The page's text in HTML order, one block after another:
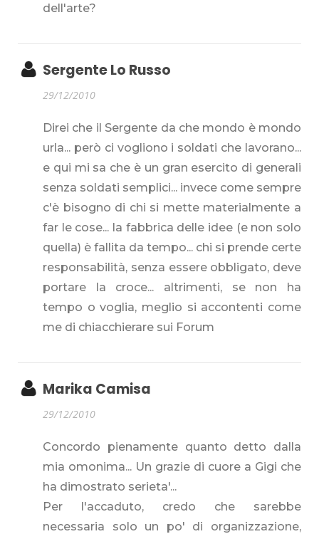
dell'arte?
Sergente Lo Russo
29/12/2010
Direi che il Sergente da che mondo è mondo
urla... però ci vogliono i soldati che lavorano...
e qui mi sa che è un gran esercito di generali
senza soldati semplici... invece come sempre
c'è bisogno di chi si mette materialmente a
far le cose... la fabbrica delle idee (e non solo
quella) è fallita da tempo... chi si prende certe
responsabilità, senza essere obbligato, deve
portare la croce... altrimenti, se non ha
tempo o voglia, meglio si accontenti come
me di chiacchierare sui Forum
Marika Camisa
29/12/2010
Concordo pienamente quanto detto dalla
mia omonima... Un grazie di cuore a Gigi che
ha dimostrato serieta'...
Per l'accaduto, credo che sarebbe
necessaria solo un po' di organizzazione,